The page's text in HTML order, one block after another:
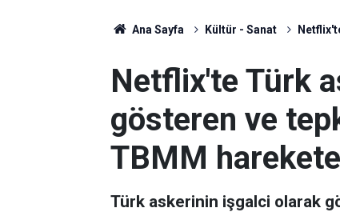
Ana Sayfa Kültür - Sanat
Netflix'te Türk
gösteren ve
TBMM
Türk askerinin işgalci olarak